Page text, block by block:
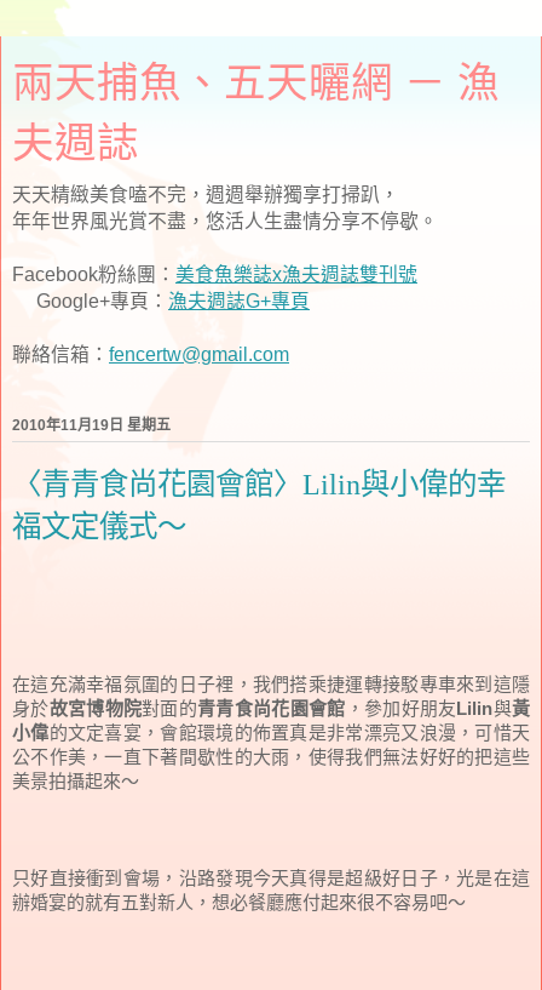
兩天捕魚、五天曬網 － 漁
夫週誌
天天精緻美食嗑不完，週週舉辦獨享打掃趴，
年年世界風光賞不盡，悠活人生盡情分享不停歇。
Facebook粉絲團： 美食魚樂誌x漁夫週誌雙刊號
Google+專頁： 漁夫週誌G+專頁
聯絡信箱： fencertw@gmail.com
2010年11月19日 星期五
〈青青食尚花園會館〉Lilin與小偉的幸
福文定儀式～
在這充滿幸福氛圍的日子裡，我們搭乘捷運轉接駁專車來到這隱
身於故宮博物院對面的青青食尚花園會館 ，參加好朋友Lilin與黃
小偉的文定喜宴，會館環境的佈置真是非常漂亮又浪漫，可惜天
公不作美，一直下著間歇性的大雨，使得我們無法好好的把這些
美景拍攝起來～
只好直接衝到會場，沿路發現今天真得是超級好日子，光是在這
辦婚宴的就有五對新人，想必餐廳應付起來很不容易吧～